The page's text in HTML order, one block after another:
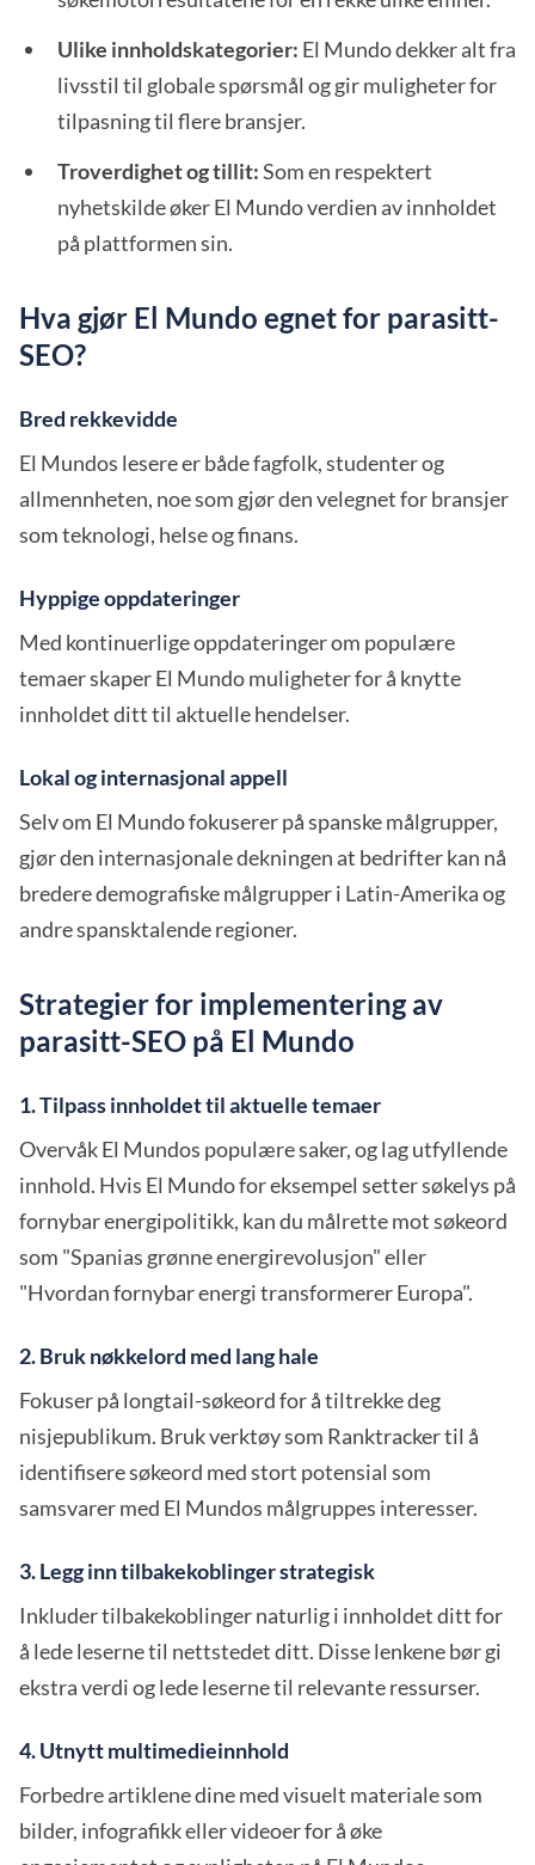
Ulike innholdskategorier: El Mundo dekker alt fra
livsstil til globale spørsmål og gir muligheter for
tilpasning til flere bransjer.
Troverdighet og tillit:Som en respektert
nyhetskilde øker El Mundo verdien av innholdet
på plattformen sin.
Hva gjør El Mundo egnet for parasitt-
SEO?
Bred rekkevidde
El Mundos lesere er både fagfolk, studenter og
allmennheten, noe som gjør den velegnet for bransjer
som teknologi, helse og finans.
Hyppige oppdateringer
Med kontinuerlige oppdateringer om populære
temaer skaper El Mundo muligheter for å knytte
innholdet ditt til aktuelle hendelser.
Lokal og internasjonal appell
Selv om El Mundo fokuserer på spanske målgrupper,
gjør den internasjonale dekningen at bedrifter kan nå
bredere demografiske målgrupper i Latin-Amerika og
andre spansktalende regioner.
Strategier for implementering av
parasitt-SEO på El Mundo
1. Tilpass innholdet til aktuelle temaer
Overvåk El Mundos populære saker, og lag utfyllende
innhold. Hvis El Mundo for eksempel setter søkelys på
fornybar energipolitikk, kan du målrette mot søkeord
som "Spanias grønne energirevolusjon" eller
"Hvordan fornybar energi transformerer Europa".
2. Bruk nøkkelord med lang hale
Fokuser på longtail-søkeord for å tiltrekke deg
nisjepublikum. Bruk verktøy som Ranktracker til å
identifisere søkeord med stort potensial som
samsvarer med El Mundos målgruppes interesser.
3. Legg inn tilbakekoblinger strategisk
Inkluder tilbakekoblinger naturlig i innholdet ditt for
å lede leserne til nettstedet ditt. Disse lenkene bør gi
ekstra verdi og lede leserne til relevante ressurser.
4. Utnytt multimedieinnhold
Forbedre artiklene dine med visuelt materiale som
bilder, infografikk eller videoer for å øke